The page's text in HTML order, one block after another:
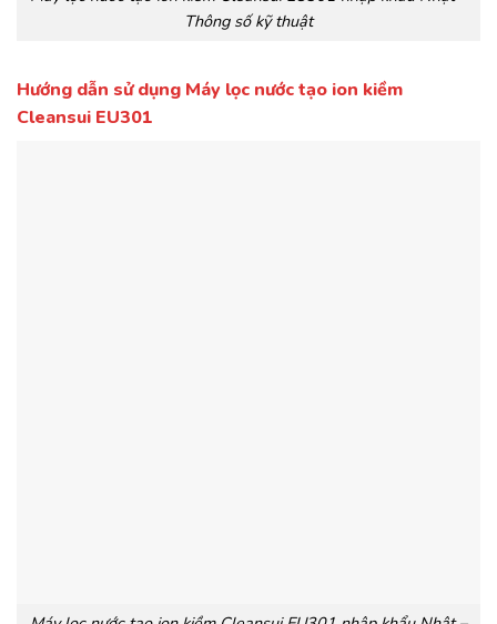
Thông số kỹ thuật
Hướng dẫn sử dụng Máy lọc nước tạo ion kiềm
Cleansui EU301